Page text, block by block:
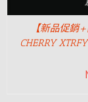
【新品促銷
CHERRY